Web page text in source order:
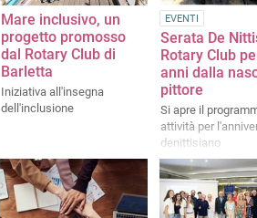
Mare inclusivo, un
progetto promosso
dal Rotary Club di
Barletta
Iniziativa all'insegna
dell'inclusione
EVENTI
Serata De
Rotary Club
anni dalla
pittore
Si apre il
attività per
denittisiano